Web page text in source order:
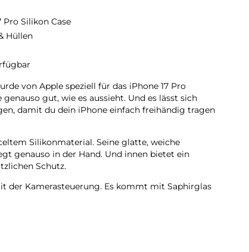
Pro Silikon Case
Hüllen
von Apple speziell für das iPhone 17 Pro
gut, wie es aussieht. Und es lässt sich
damit du dein iPhone einfach freihändig tragen
Silikon­material. Seine glatte, weiche
genauso in der Hand. Und innen bietet ein
Schutz.
der Kamera­steuerung. Es kommt mit Saphirglas
deines Fingers zur Kamerasteuerung